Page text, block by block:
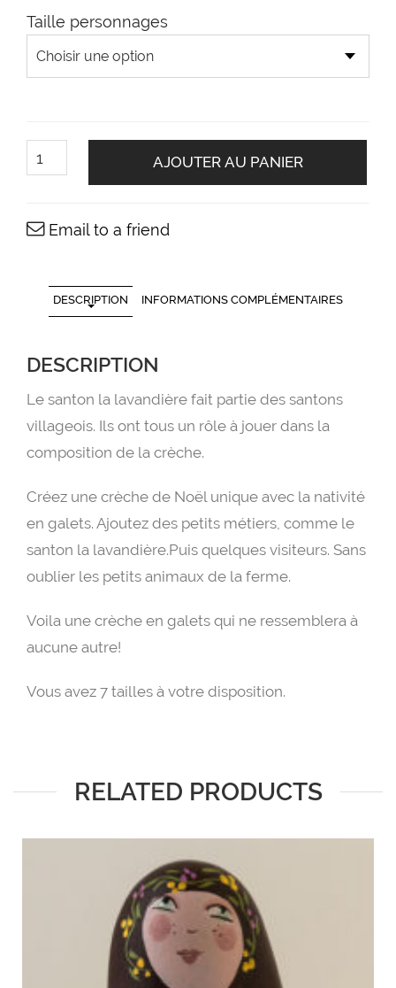
Taille personnages
quantité
de
Le
Lavandière
AJOUTER AU PANIER
Email to a friend
DESCRIPTION INFORMATIONS COMPLÉMENTAIRES
DESCRIPTION
Le santon la lavandière fait partie des santons
villageois. Ils ont tous un rôle à jouer dans la
composition de la crèche.
Créez une crèche de Noël unique avec la nativité
en galets. Ajoutez des petits métiers, comme le
santon la lavandière.Puis quelques visiteurs. Sans
oublier les petits animaux de la ferme.
Voila une crèche en galets qui ne ressemblera à
aucune autre!
Vous avez 7 tailles à votre disposition.
RELATED PRODUCTS